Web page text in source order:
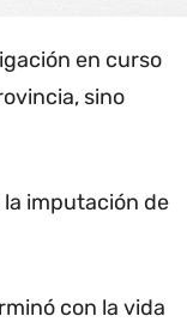
en curso
sino
la imputación de
con la vida